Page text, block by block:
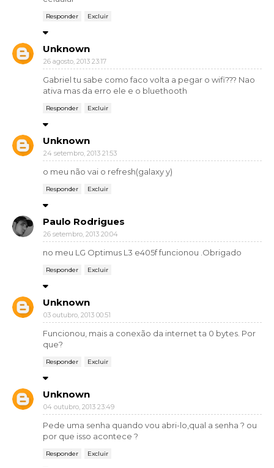
Responder Excluir
Unknown
26 agosto, 2013 23:17
Gabriel tu sabe como faco volta a pegar o wifi??? Nao
ativa mas da erro ele e o bluethooth
Responder Excluir
Unknown
24 setembro, 2013 21:53
o meu não vai o refresh(galaxy y)
Responder Excluir
Paulo Rodrigues
26 setembro, 2013 20:04
no meu LG Optimus L3 e405f funcionou .Obrigado
Responder Excluir
Unknown
03 outubro, 2013 00:51
Funcionou, mais a conexão da internet ta 0 bytes. Por
que?
Responder Excluir
Unknown
04 outubro, 2013 23:49
Pede uma senha quando vou abri-lo,qual a senha ? ou
por que isso acontece ?
Responder Excluir